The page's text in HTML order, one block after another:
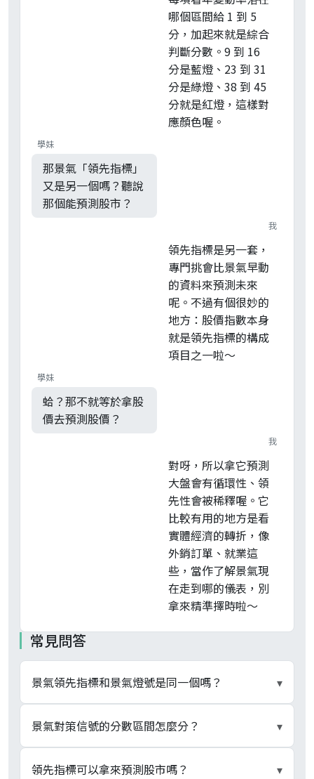
哪個區間給 1 到 5
分，加起來就是綜合
判斷分數。9 到 16
分是藍燈、23 到 31
分是綠燈、38 到 45
分就是紅燈，這樣對
應顏色喔。
學妹
那景氣「領先指標」
又是另一個嗎？聽說
那個能預測股市？
我
領先指標是另一套，
專門挑會比景氣早動
的資料來預測未來
呢。不過有個很妙的
地方：股價指數本身
就是領先指標的構成
項目之一啦～
學妹
蛤？那不就等於拿股
價去預測股價？
我
對呀，所以拿它預測
大盤會有循環性、領
先性會被稀釋喔。它
比較有用的地方是看
實體經濟的轉折，像
外銷訂單、就業這
些，當作了解景氣現
在走到哪的儀表，別
拿來精準擇時啦～
常見問答
景氣領先指標和景氣燈號是同一個嗎？ ▾
不是。兩者都是國發會發布的工具但分屬不同主
線。景氣領先指標是「景氣指標」三套綜合指數
（領先、同時、落後）裡預測未來的那一套；景氣
景氣對策信號的分數區間怎麼分？ ▾
9 項構成項目各依年變動率給 1 到 5 分加總成綜合
領先指標可以拿來預測股市嗎？ ▾